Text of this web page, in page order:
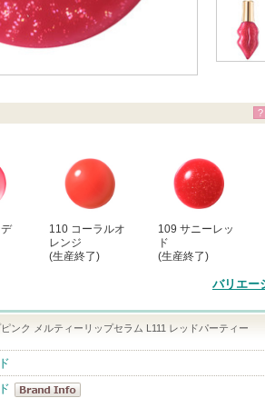
110 コーラルオ
レンジ
(生産終了)
109 サニーレッ
ド
(生産終了)
バリエー
ンク メルティーリップセラム L111 レッドパーティー